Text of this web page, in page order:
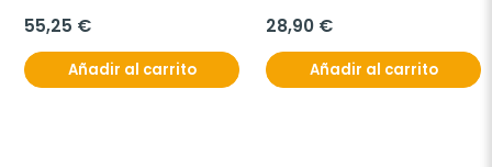
55,25 €
Añadir al carrito
28,90 €
Añadir al carrito